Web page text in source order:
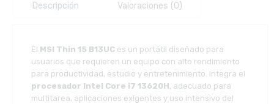
Descripción Valoraciones (0)
El MSI Thin 15 B13UC es un portátil diseñado para
usuarios que requieren un equipo con alto rendimiento
para productividad, estudio y entretenimiento. Integra el
procesador Intel Core i7 13620H, adecuado para
multitarea, aplicaciones exigentes y uso intensivo del